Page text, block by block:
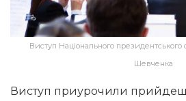
Виступ Національного президентського
Шевченка
Виступ приурочили